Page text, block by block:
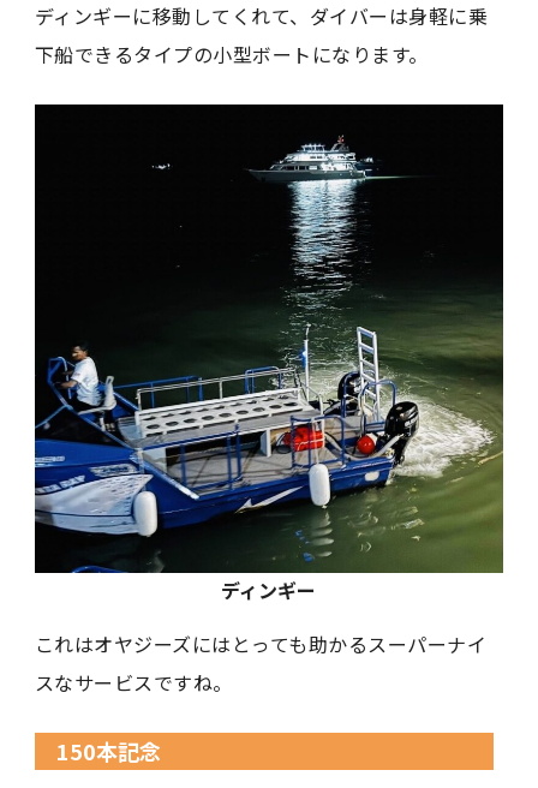
ディンギーに移動してくれて、ダイバーは身軽に乗
下船できるタイプの小型ボートになります。
ディンギー
これはオヤジーズにはとっても助かるスーパーナイ
スなサービスですね。
150本記念